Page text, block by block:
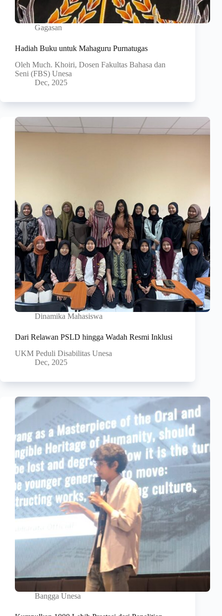
Gagasan
Hadiah Buku untuk Mahaguru Purnatugas
Oleh Much. Khoiri, Dosen Fakultas Bahasa dan
Seni (FBS) Unesa
Dec, 2025
Dinamika Mahasiswa
Dari Relawan PSLD hingga Wadah Resmi Inklusi
UKM Peduli Disabilitas Unesa
Dec, 2025
Bangga Unesa